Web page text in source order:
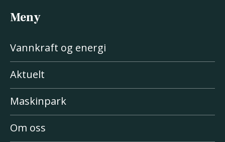
Meny
Vannkraft og energi
Aktuelt
Maskinpark
Om oss